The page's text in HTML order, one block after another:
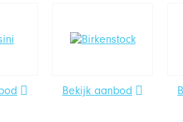
Bekijk aanbod